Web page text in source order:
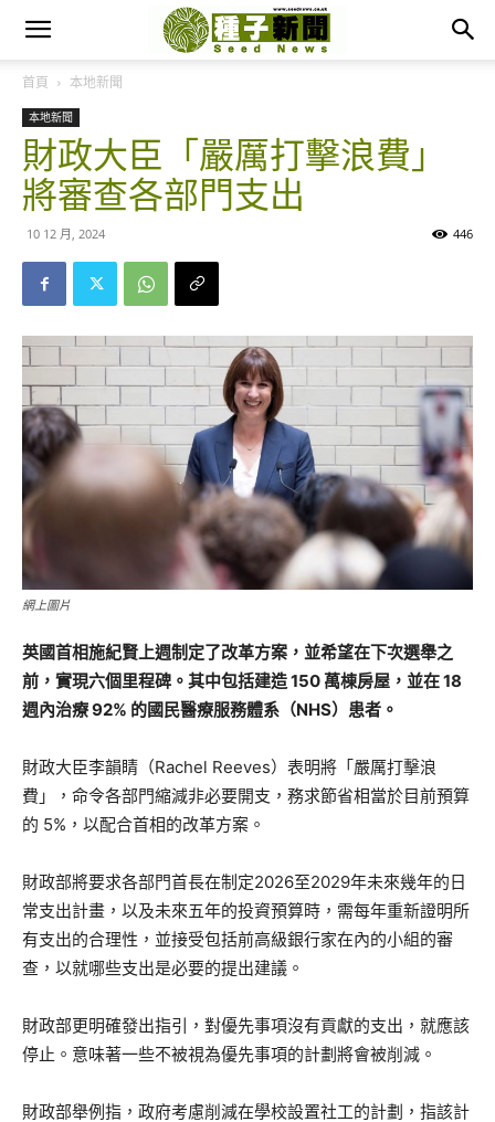
首頁 本地新聞
本地新聞
財政大臣「嚴厲打擊浪費」
將審查各部門支出
10 12 月, 2024 446
網上圖片
英國首相施紀賢上週制定了改革方案，並希望在下次選舉之
前，實現六個里程碑。其中包括建造 150 萬棟房屋，並在 18
週內治療 92% 的國民醫療服務體系（NHS）患者。
財政大臣李韻睛（Rachel Reeves）表明將「嚴厲打擊浪
費」，命令各部門縮減非必要開支，務求節省相當於目前預算
的 5%，以配合首相的改革方案。
財政部將要求各部門首長在制定2026至2029年未來幾年的日
常支出計畫，以及未來五年的投資預算時，需每年重新證明所
有支出的合理性，並接受包括前高級銀行家在內的小組的審
查，以就哪些支出是必要的提出建議。
財政部更明確發出指引，對優先事項沒有貢獻的支出，就應該
停止。意味著一些不被視為優先事項的計劃將會被削減。
財政部舉例指，政府考慮削減在學校設置社工的計劃，指該計